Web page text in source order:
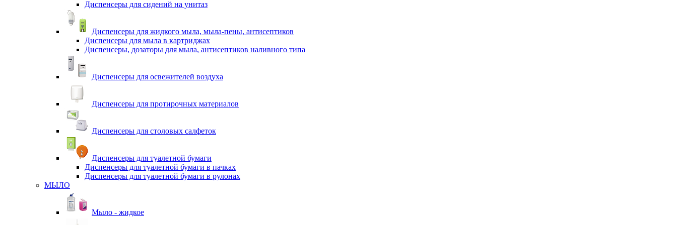
Диспенсеры для сидений на унитаз
Диспенсеры для жидкого мыла, мыла-пены, антисептиков
Диспенсеры для мыла в картриджах
Диспенсеры, дозаторы для мыла, антисептиков наливного типа
Диспенсеры для освежителей воздуха
Диспенсеры для протирочных материалов
Диспенсеры для столовых салфеток
Диспенсеры для туалетной бумаги
Диспенсеры для туалетной бумаги в пачках
Диспенсеры для туалетной бумаги в рулонах
МЫЛО
Мыло - жидкое